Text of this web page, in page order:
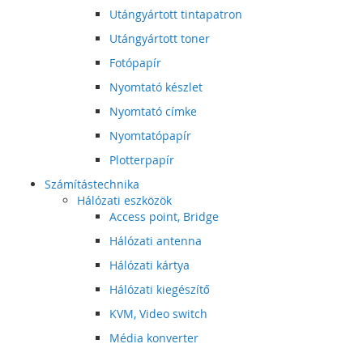
Utángyártott tintapatron
Utángyártott toner
Fotópapír
Nyomtató készlet
Nyomtató címke
Nyomtatópapír
Plotterpapír
Számítástechnika
Hálózati eszközök
Access point, Bridge
Hálózati antenna
Hálózati kártya
Hálózati kiegészítő
KVM, Video switch
Média konverter